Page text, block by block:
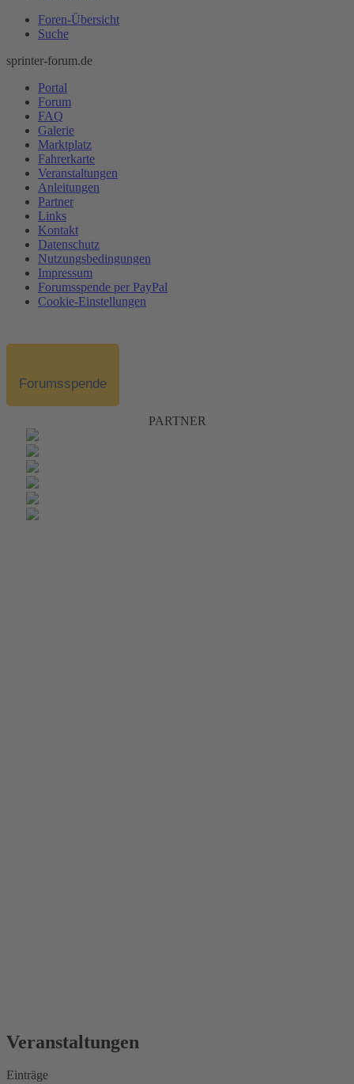
Foren-Übersicht
Suche
sprinter-forum.de
Portal
Forum
FAQ
Galerie
Marktplatz
Fahrerkarte
Veranstaltungen
Anleitungen
Partner
Links
Kontakt
Datenschutz
Nutzungsbedingungen
Impressum
Forumsspende per PayPal
Cookie-Einstellungen
Forumsspende
PARTNER
Veranstaltungen
Einträge